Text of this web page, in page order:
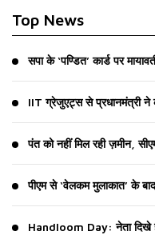
Top News
सपा के ‘पण्डित’ कार्ड पर
IIT ग्रेजुएट्स से प्रधानमंत्री ने
पंत को नहीं मिल रही ज़मीन,
पीएम से ‘वेलकम मुलाकात’ के
Handloom Day: नेता दिखे